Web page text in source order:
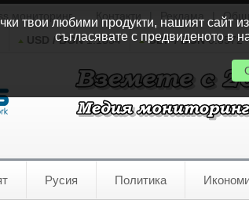
мониторинг
USD / BGN1.1554 GBP / BGN0.8572
Русия Политика
твои любими продукти, нашият сайт
съгласявате с предвиденото в